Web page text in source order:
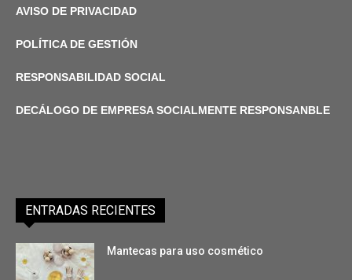
AVISO DE PRIVACIDAD
POLÍTICA DE GESTIÓN
RESPONSABILIDAD SOCIAL
DECÁLOGO DE EMPRESA SOCIALMENTE RESPONSANBLE
ENTRADAS RECIENTES
Mantecas para uso cosmético